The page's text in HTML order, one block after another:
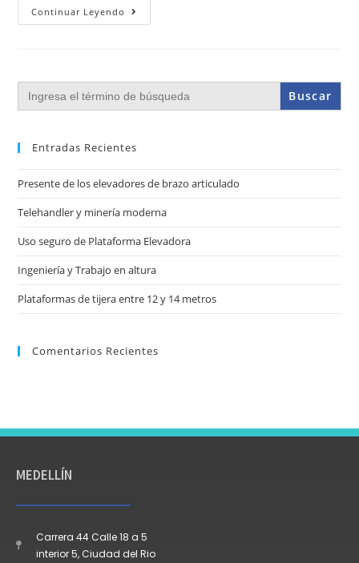
Continuar Leyendo
Buscar:
Entradas Recientes
Presente de los elevadores de brazo articulado
Telehandler y minería moderna
Uso seguro de Plataforma Elevadora
Ingeniería y Trabajo en altura
Plataformas de tijera entre 12 y 14 metros
Comentarios Recientes
MEDELLÍN
Carrera 44 Calle 18 a 5
interior 5, Ciudad del Rio